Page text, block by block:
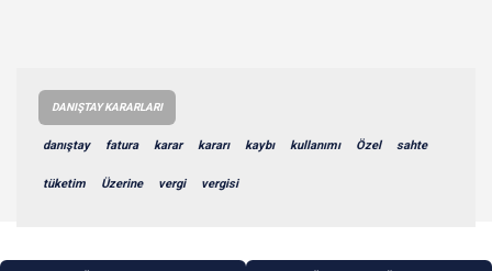
DANIŞTAY KARARLARI
danıştay fatura karar kararı kaybı kullanımı Özel sahte
tüketim Üzerine vergi vergisi